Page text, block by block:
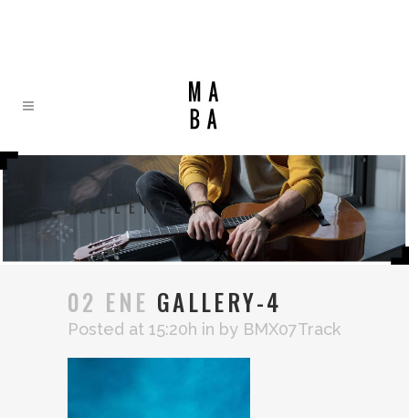
GALLERY-4
02 ENE GALLERY-4
Posted at 15:20h in by BMX07Track